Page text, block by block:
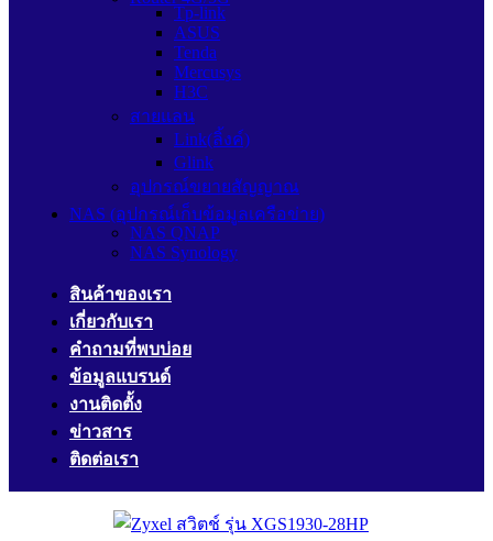
Tp-link
ASUS
Tenda
Mercusys
H3C
สายแลน
Link(ลิ้งค์)
Glink
อุปกรณ์ขยายสัญญาณ
NAS (อุปกรณ์เก็บข้อมูลเครือข่าย)
NAS QNAP
NAS Synology
สินค้าของเรา
เกี่ยวกับเรา
คำถามที่พบบ่อย
ข้อมูลแบรนด์
งานติดตั้ง
ข่าวสาร
ติดต่อเรา